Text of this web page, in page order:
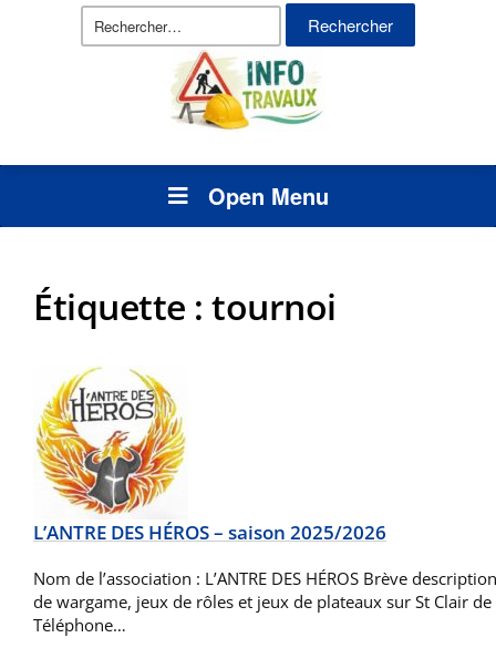
Rechercher :
Open Menu
Étiquette : tournoi
L’ANTRE DES HÉROS – saison 2025/2026
Nom de l’association : L’ANTRE DES HÉROS Brève
de wargame, jeux de rôles et jeux de plateaux sur St Clair
Téléphone…